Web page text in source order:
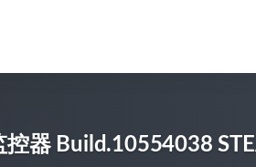
器 Build.10554038